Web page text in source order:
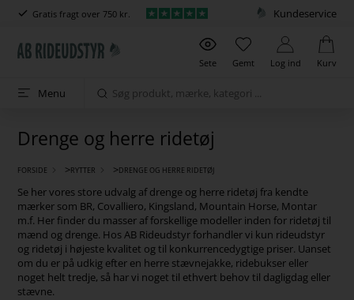
Gratis fragt over 750 kr. Kundeservice
Sete Gemt Log ind Kurv
Menu
Drenge og herre ridetøj
FORSIDE >RYTTER >DRENGE OG HERRE RIDETØJ
Se her vores store udvalg af drenge og herre ridetøj fra kendte
mærker som BR, Covalliero, Kingsland, Mountain Horse, Montar
m.f. Her finder du masser af forskellige modeller inden for ridetøj til
mænd og drenge. Hos AB Rideudstyr forhandler vi kun rideudstyr
og ridetøj i højeste kvalitet og til konkurrencedygtige priser. Uanset
om du er på udkig efter en herre stævnejakke, ridebukser eller
noget helt tredje, så har vi noget til ethvert behov til dagligdag eller
stævne.